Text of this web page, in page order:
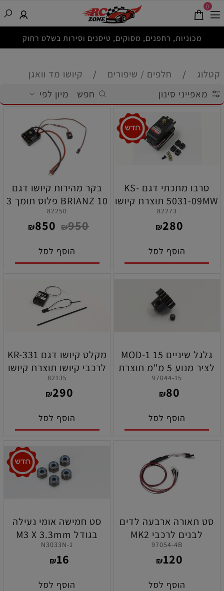
מכוניות, רחפנים, מסוקים, טיסנים וסירות בשלט רחוק
0
קטלוג / חלפים / שיפורים /
קיושו מד וואגן
מאפייני סינון
חפש מיון לפי
סרבו מתכתי דגם KS-
5031-09MW תוצרת קיושו
82273
₪280
הוסף לסל
בקר מהירות קיושו דגם
BRIANZ 10 פלוס תומך 3
תאים 80A
82250
₪950
₪850
הוסף לסל
גלגל שיניים 15 MOD-1
לציר מנוע 5 מ"מ תוצרת
קיושו
97044-15
₪80
הוסף לסל
מקלט קיושו דגם KR-331
לרכבי קיושו תוצרת קיושו
82135
₪290
הוסף לסל
סט תאורה ארבעה לדים
לבנים לרכבי MK2
כביש/שטח תוצרת קיושו
97054-4B
₪120
הוסף לסל
סט חמישה אומי נעילה
בגודל M3 X 3.3mm
תוצרת קיושו
1-N3033N
₪16
הוסף לסל